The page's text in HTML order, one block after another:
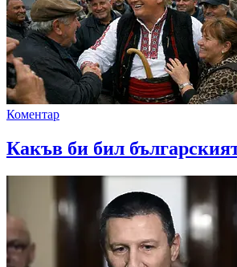
Коментар
Какъв би бил